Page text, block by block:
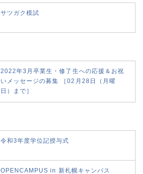
サツガク模試
2022年3月卒業生・修了生への応援＆お祝
いメッセージの募集 ［02月28日（月曜
日）まで］
令和3年度学位記授与式
OPENCAMPUS in 新札幌キャンパス